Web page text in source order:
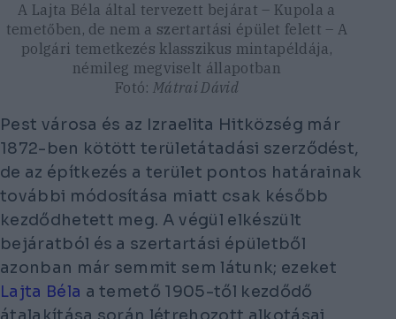
A Lajta Béla által tervezett bejárat – Kupola a
temetőben, de nem a szertartási épület felett – A
polgári temetkezés klasszikus mintapéldája,
némileg megviselt állapotban
Fotó:Mátrai Dávid
Pest városa és az Izraelita Hitközség már
1872-ben kötött területátadási szerződést,
de az építkezés a terület pontos határainak
további módosítása miatt csak később
kezdődhetett meg. A végül elkészült
bejáratból és a szertartási épületből
azonban már semmit sem látunk; ezeket
Lajta Béla a temető 1905-től kezdődő